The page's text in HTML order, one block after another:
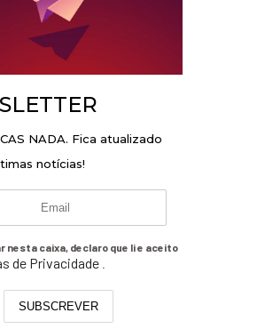
NADA. Fica atualizado
notícias!
nesta caixa, declaro que li e aceito
de Privacidade
SUBSCREVER